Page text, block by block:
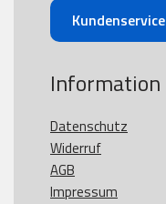
Kundenservice
Information
Datenschutz
Widerruf
AGB
Impressum